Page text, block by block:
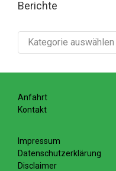
Berichte
Berichte
Anfahrt
Kontakt
Impressum
Datenschutzerklärung
Disclaimer